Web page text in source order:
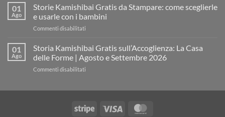
il
“fare
una
lezione
Kamishibai
per
dell’Accoglienza:
Giorni
01
Ago
Storie Kamishibai Gratis da Stampare: come sceglierle
e usarle con i bambini
Commenti disabilitati
Kamishibai
da
usarle
con
01
Ago
Storia Kamishibai Gratis sull’Accoglienza: La Casa
delle Forme | Agosto e Settembre 2026
Commenti disabilitati
La Stripe Visa